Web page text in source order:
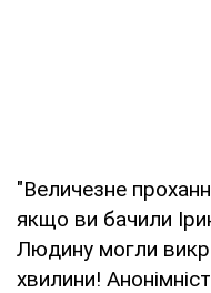
"Величезне
якщо ви бачили
Людину могли
хвилини!